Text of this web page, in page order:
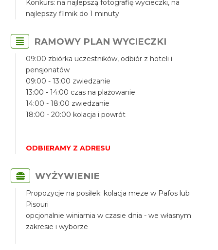
Konkurs: na najlepszą fotografię wycieczki, na
najlepszy filmik do 1 minuty
RAMOWY PLAN WYCIECZKI
09:00 zbiórka uczestników, odbiór z hoteli i
pensjonatów
09:00 - 13:00 zwiedzanie
13:00 - 14:00 czas na plażowanie
14:00 - 18:00 zwiedzanie
18:00 - 20:00 kolacja i powrót
ODBIERAMY Z ADRESU
WYŻYWIENIE
Propozycje na posiłek: kolacja meze w Pafos lub
Pisouri
opcjonalnie winiarnia w czasie dnia - we własnym
zakresie i wyborze